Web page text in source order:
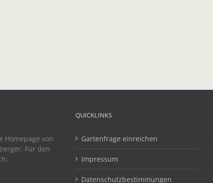
Homepage von
Für den
QUICKLINKS
Gartenfrage einreichen
Impressum
Datenschutzbestimmungen